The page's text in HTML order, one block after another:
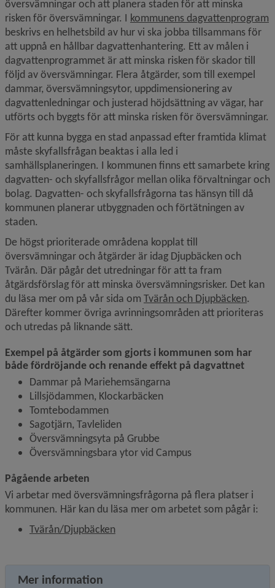
översvämningar och att planera staden för att minska
risken för översvämningar. I kommunens dagvattenprogram
beskrivs en helhetsbild av hur vi ska jobba tillsammans för
att uppnå en hållbar dagvattenhantering. Ett av målen i
dagvattenprogrammet är att minska risken för skador till
följd av översvämningar. Flera åtgärder, som till exempel
dammar, översvämningsytor, uppdimensionering av
dagvattenledningar och justerad höjdsättning av vägar, har
utförts och byggts för att minska risken för översvämningar.
För att kunna bygga en stad anpassad efter framtida klimat
måste skyfallsfrågan beaktas i alla led i
samhällsplaneringen. I kommunen finns ett samarbete kring
dagvatten- och skyfallsfrågor mellan olika förvaltningar och
bolag. Dagvatten- och skyfallsfrågorna tas hänsyn till då
kommunen planerar utbyggnaden och förtätningen av
staden.
De högst prioriterade områdena kopplat till
översvämningar och åtgärder är idag Djupbäcken och
Tvärån. Där pågår det utredningar för att ta fram
åtgärdsförslag för att minska översvämningsrisker. Det kan
du läsa mer om på vår sida om Tvärån och Djupbäcken.
Därefter kommer övriga avrinningsområden att prioriteras
och utredas på liknande sätt.
Exempel på åtgärder som gjorts i kommunen som har
både fördröjande och renande effekt på dagvattnet
Dammar på Mariehemsängarna
Lillsjödammen, Klockarbäcken
Tomtebodammen
Sagotjärn, Tavleliden
Översvämningsyta på Grubbe
Översvämningsbara ytor vid Campus
Pågående arbeten
Vi arbetar med översvämningsfrågorna på flera platser i
kommunen. Här kan du läsa mer om arbetet som pågår i:
Tvärån/Djupbäcken
Mer information